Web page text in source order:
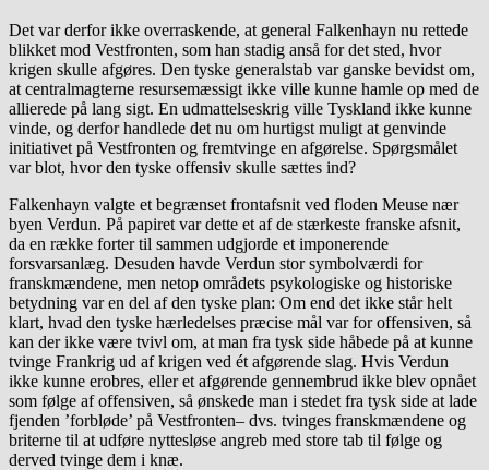
Det var derfor ikke overraskende, at general Falkenhayn nu rettede
blikket mod Vestfronten, som han stadig anså for det sted, hvor
krigen skulle afgøres. Den tyske generalstab var ganske bevidst om,
at centralmagterne resursemæssigt ikke ville kunne hamle op med de
allierede på lang sigt. En udmattelseskrig ville Tyskland ikke kunne
vinde, og derfor handlede det nu om hurtigst muligt at genvinde
initiativet på Vestfronten og fremtvinge en afgørelse. Spørgsmålet
var blot, hvor den tyske offensiv skulle sættes ind?
Falkenhayn valgte et begrænset frontafsnit ved floden Meuse nær
byen Verdun. På papiret var dette et af de stærkeste franske afsnit,
da en række forter til sammen udgjorde et imponerende
forsvarsanlæg. Desuden havde Verdun stor symbolværdi for
franskmændene, men netop områdets psykologiske og historiske
betydning var en del af den tyske plan: Om end det ikke står helt
klart, hvad den tyske hærledelses præcise mål var for offensiven, så
kan der ikke være tvivl om, at man fra tysk side håbede på at kunne
tvinge Frankrig ud af krigen ved ét afgørende slag. Hvis Verdun
ikke kunne erobres, eller et afgørende gennembrud ikke blev opnået
som følge af offensiven, så ønskede man i stedet fra tysk side at lade
fjenden ’forbløde’ på Vestfronten– dvs. tvinges franskmændene og
briterne til at udføre nyttesløse angreb med store tab til følge og
derved tvinge dem i knæ.